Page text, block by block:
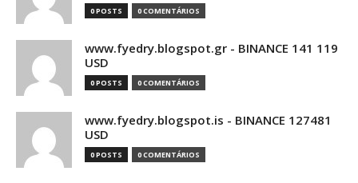
0 POSTS 0 COMENTÁRIOS
www.fyedry.blogspot.gr - BINANCE 141 119
USD
0 POSTS 0 COMENTÁRIOS
www.fyedry.blogspot.is - BINANCE 127481
USD
0 POSTS 0 COMENTÁRIOS